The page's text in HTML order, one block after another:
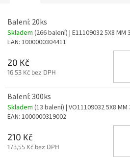
Balení: 20ks
Skladem (266 balení) | E11109032 5X8 MM
EAN: 1000000304411
20 Kč
16,53 Kč bez DPH
Balení: 300ks
Skladem (13 balení) | VO11109032 5X8
EAN: 1000000319002
210 Kč
173,55 Kč bez DPH